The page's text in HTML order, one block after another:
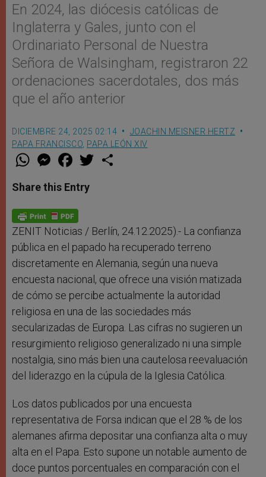
En 2024, las diócesis católicas de
Inglaterra y Gales, junto con el
Ordinariato Personal de Nuestra
Señora de Walsingham, registraron 22
ordenaciones sacerdotales, dos más
que el año anterior
DICIEMBRE 24, 2025 02:14
JOACHIN MEISNER HERTZ
PAPA FRANCISCO PAPA LEÓN XIV
W
t
s
p
p
M
e
s
e
g
e
r
F
a
e
b
o
k
w
Share this Entry
ZENIT Noticias / Berlín, 24.12.2025).- La confianza
pública en el papado ha recuperado terreno
discretamente en Alemania, según una nueva
encuesta nacional, que ofrece una visión matizada
de cómo se percibe actualmente la autoridad
religiosa en una de las sociedades más
secularizadas de Europa. Las cifras no sugieren un
resurgimiento religioso generalizado ni una simple
nostalgia, sino más bien una cautelosa reevaluación
del liderazgo en la cúpula de la Iglesia Católica.
Los datos publicados por una encuesta
representativa de Forsa indican que el 28 % de los
alemanes afirma depositar una confianza alta o muy
alta en el Papa. Esto supone un notable aumento de
doce puntos porcentuales en comparación con el